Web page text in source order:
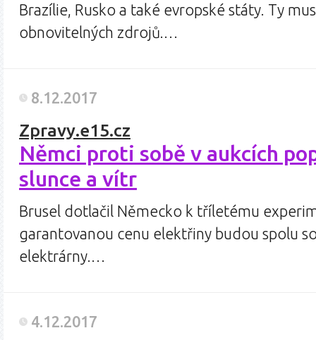
Brazílie, Rusko a také evropské státy. Ty
obnovitelných zdrojů.…
8.12.2017
Zpravy.e15.cz
Němci proti sobě v aukcích
slunce a vítr
Brusel dotlačil Německo k tříletému
garantovanou cenu elektřiny budou spolu
elektrárny.…
4.12.2017